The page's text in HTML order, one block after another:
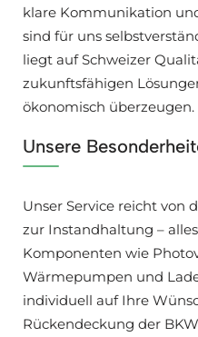
klare Kommunikation
sind für uns
liegt auf Schweizer
zukunftsfähigen
ökonomisch überzeugen.
Unsere
Unser Service reicht von
zur Instandhaltung –
Komponenten wie
Wärmepumpen und
individuell auf Ihre
Rückendeckung der